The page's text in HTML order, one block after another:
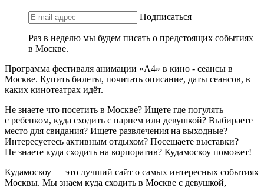
Подписаться
Раз в неделю мы будем писать о предстоящих событиях
в Москве.
Программа фестиваля анимации «А4» в кино - сеансы в
Москве. Купить билеты, почитать описание, даты сеансов, в
каких кинотеатрах идёт.
Не знаете что посетить в Москве? Ищете где погулять
с ребенком, куда сходить с парнем или девушкой? Выбираете
место для свидания? Ищете развлечения на выходные?
Интересуетесь активным отдыхом? Посещаете выставки?
Не знаете куда сходить на корпоратив? Кудамоскоу поможет!
Кудамоскоу — это лучший сайт о самых интересных событиях
Москвы. Мы знаем куда сходить в Москве с девушкой,